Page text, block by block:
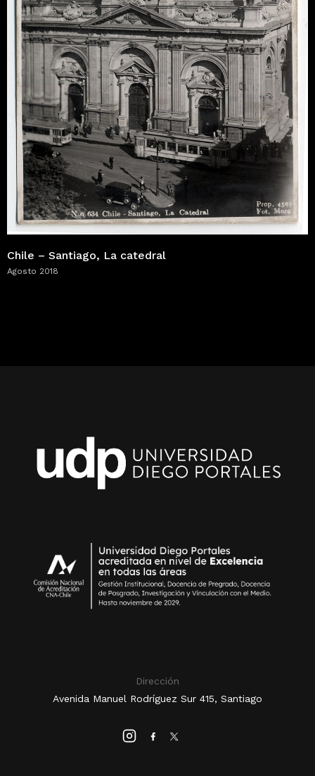
Chile – Santiago, La catedral
Agosto 2018
Dirección
Avenida Manuel Rodríguez Sur 415, Santiago